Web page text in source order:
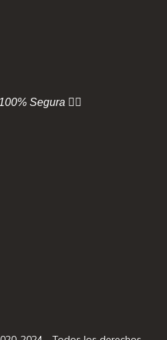
100% Segura 👇🏻